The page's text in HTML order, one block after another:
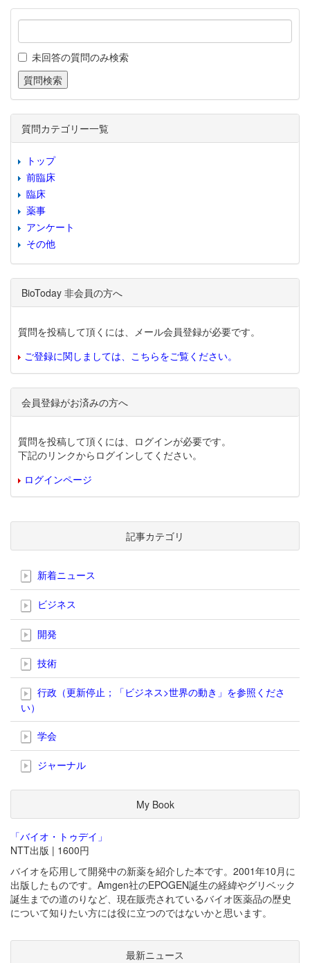
未回答の質問のみ検索
質問カテゴリー一覧
トップ
前臨床
臨床
薬事
アンケート
その他
BioToday 非会員の方へ
質問を投稿して頂くには、メール会員登録が必要です。
ご登録に関しましては、こちらをご覧ください。
会員登録がお済みの方へ
質問を投稿して頂くには、ログインが必要です。
下記のリンクからログインしてください。
ログインページ
記事カテゴリ
新着ニュース
ビジネス
開発
技術
行政（更新停止；「ビジネス>世界の動き」を参照くださ
い）
学会
ジャーナル
My Book
「バイオ・トゥデイ」
NTT出版 | 1600円
バイオを応用して開発中の新薬を紹介した本です。2001年10月に
出版したものです。Amgen社のEPOGEN誕生の経緯やグリベック
誕生までの道のりなど、現在販売されているバイオ医薬品の歴史
について知りたい方には役に立つのではないかと思います。
最新ニュース